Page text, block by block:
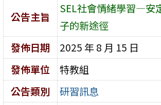
公告主旨
SEL社會情緒學習—安
子的新途徑
發佈日期
2025 年 8 月 15 日
發佈單位
特教組
公告類別
研習訊息